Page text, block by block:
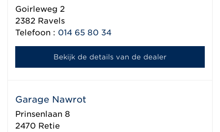
Goirleweg 2
2382 Ravels
Telefoon : 014 65 80 34
Bekijk de details van de dealer
Garage Nawrot
Prinsenlaan 8
2470 Retie